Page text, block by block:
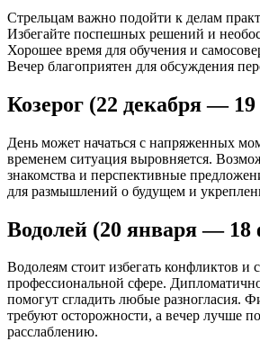
Стрельцам важно подойти к делам
Избегайте поспешных решений и
Хорошее время для обучения и
Вечер благоприятен для обсуждения
Козерог (22 декабря —
День может начаться с напряженных
временем ситуация выровняется.
знакомства и перспективные
для размышлений о будущем и
Водолей (20 января — 18
Водолеям стоит избегать конфликтов и
профессиональной сфере.
помогут сгладить любые разногласия.
требуют осторожности, а вечер лучше
расслаблению.